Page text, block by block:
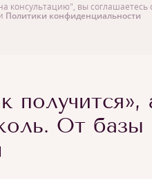
консультацию", вы соглашаетесь
Политики конфиденциальности
получится»,
От базы